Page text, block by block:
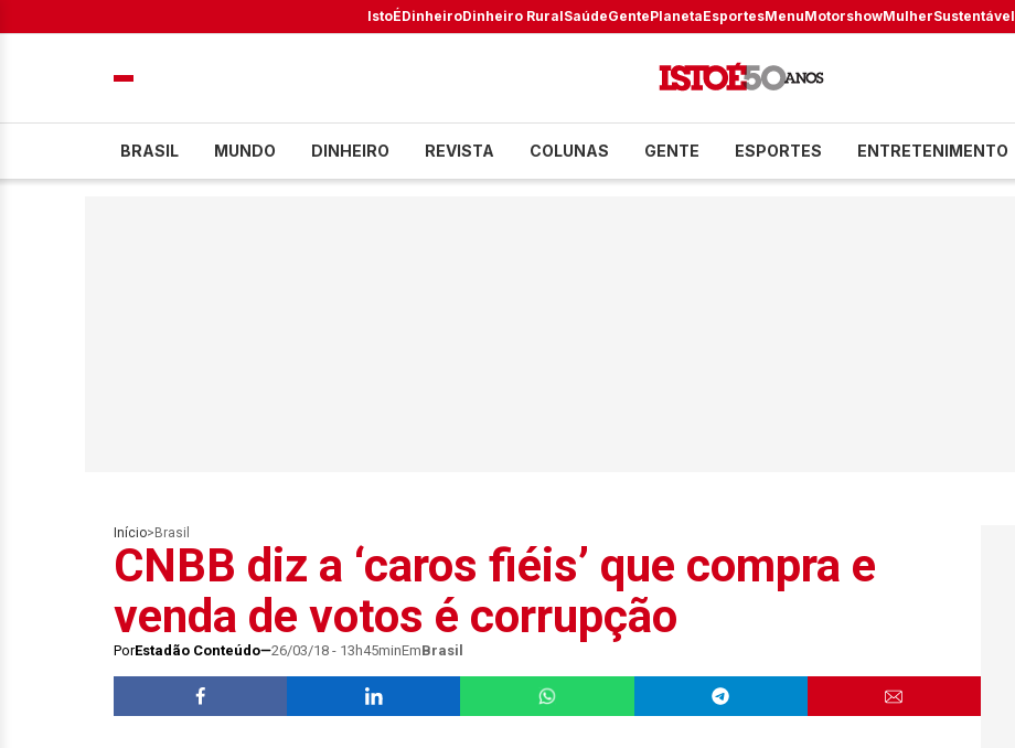
IstoÉDinheiroDinheiro RuralSaúdeGentePlanetaEsportesMenuMotorshowMulherSustentável
BRASIL MUNDO DINHEIRO REVISTA COLUNAS GENTE ESPORTES ENTRETENIMENTO
Início> Brasil
CNBB diz a ‘caros fiéis’ que compra e
venda de votos é corrupção
PorEstadão Conteúdo 26/03/18 - 13h45minEmBrasil